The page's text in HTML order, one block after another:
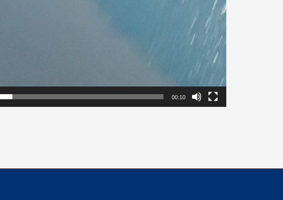
00:10